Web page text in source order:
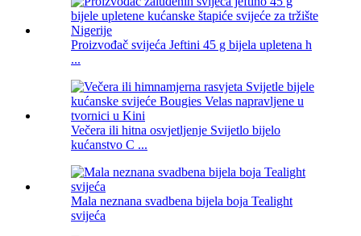
Proizvođač svijeća Jeftini 45 g bijela upletena h
...
Večera ili hitna osvjetljenje Svijetlo bijelo
kućanstvo C ...
Mala neznana svadbena bijela boja Tealight
svijeća